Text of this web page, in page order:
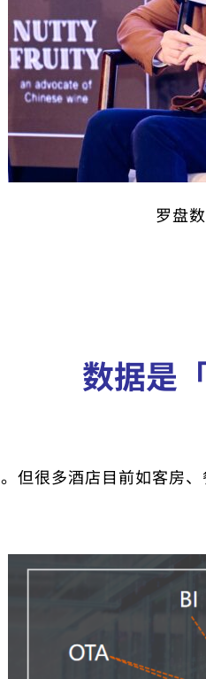
罗盘
数据是
。但很多酒店目前如客房